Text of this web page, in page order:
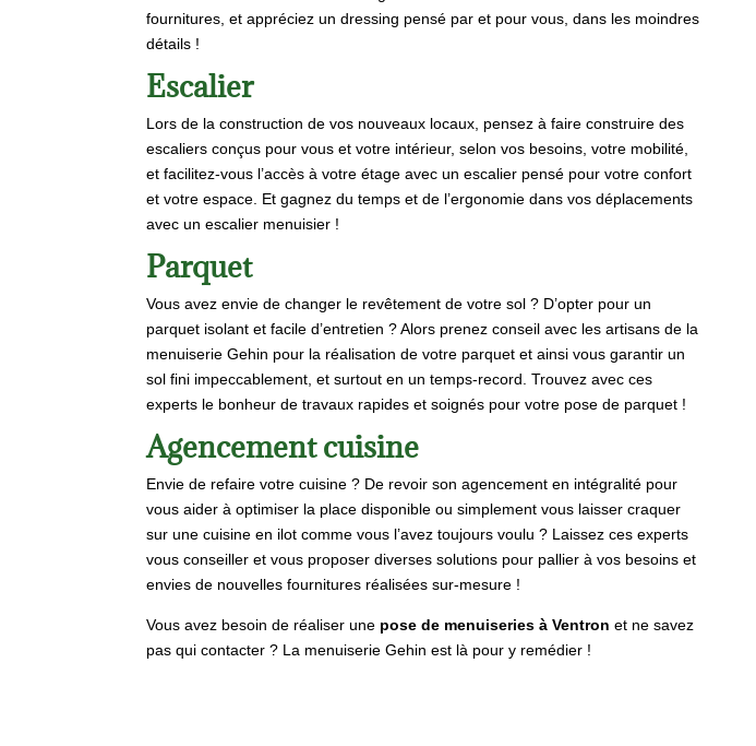
fournitures, et appréciez un dressing pensé par et pour vous, dans les moindres
détails !
Escalier
Lors de la construction de vos nouveaux locaux, pensez à faire construire des
escaliers conçus pour vous et votre intérieur, selon vos besoins, votre mobilité,
et facilitez-vous l’accès à votre étage avec un escalier pensé pour votre confort
et votre espace. Et gagnez du temps et de l’ergonomie dans vos déplacements
avec un escalier menuisier !
Parquet
Vous avez envie de changer le revêtement de votre sol ? D’opter pour un
parquet isolant et facile d’entretien ? Alors prenez conseil avec les artisans de la
menuiserie Gehin pour la réalisation de votre parquet et ainsi vous garantir un
sol fini impeccablement, et surtout en un temps-record. Trouvez avec ces
experts le bonheur de travaux rapides et soignés pour votre pose de parquet !
Agencement cuisine
Envie de refaire votre cuisine ? De revoir son agencement en intégralité pour
vous aider à optimiser la place disponible ou simplement vous laisser craquer
sur une cuisine en ilot comme vous l’avez toujours voulu ? Laissez ces experts
vous conseiller et vous proposer diverses solutions pour pallier à vos besoins et
envies de nouvelles fournitures réalisées sur-mesure !
Vous avez besoin de réaliser une pose de menuiseries à Ventron et ne savez
pas qui contacter ? La menuiserie Gehin est là pour y remédier !